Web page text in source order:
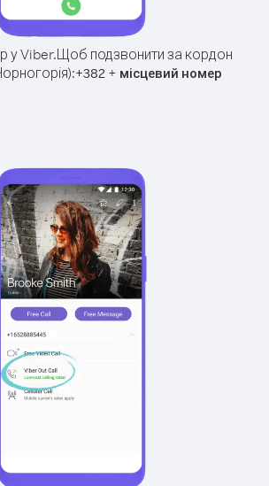
у Viber.Щоб подзвонити за кордон
+382 + місцевий номер